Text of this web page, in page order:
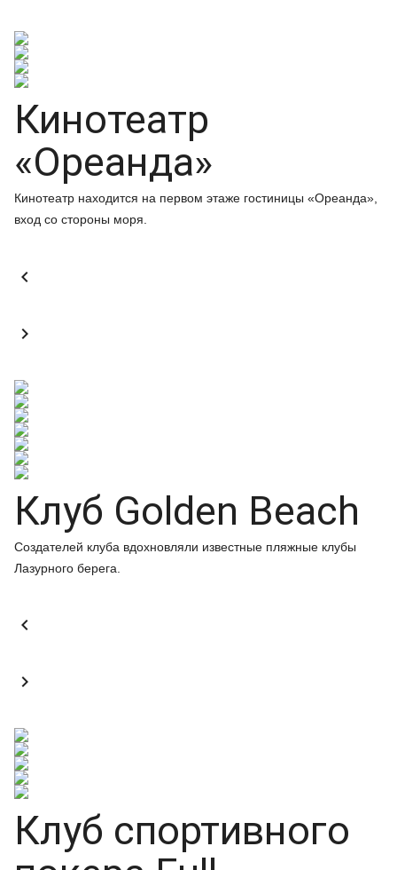
Кинотеатр
«Ореанда»
Кинотеатр находится на первом этаже гостиницы «Ореанда»,
вход со стороны моря.


Клуб Golden Beach
Создателей клуба вдохновляли известные пляжные клубы
Лазурного берега.


Клуб спортивного